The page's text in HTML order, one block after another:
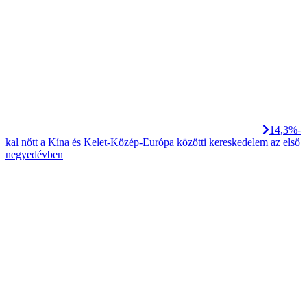
14,3%-
kal nőtt a Kína és Kelet-Közép-Európa közötti kereskedelem az első
negyedévben